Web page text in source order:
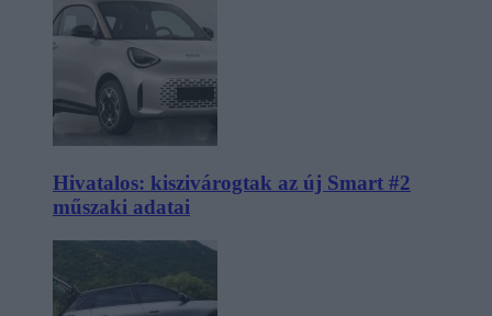
Hivatalos: kiszivárogtak az új Smart #2
műszaki adatai